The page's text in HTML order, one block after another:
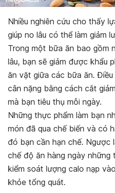
Nhiều nghiên cứu cho thấy
giúp no lâu có thể làm giảm
Trong một bữa ăn bao gồm
lâu, bạn sẽ giảm được khẩu
ăn vặt giữa các bữa ăn.
cân nặng bằng cách cắt
mà bạn tiêu thụ mỗi ngày.
Những thực phẩm làm bạn
món đã qua chế biến và có
đó bạn cần hạn chế. Ngược
chế độ ăn hàng ngày những
kiểm soát lượng calo nạp
khỏe tổng quát.